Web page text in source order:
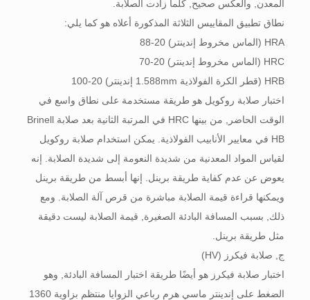
المعدن, والعكس صحيح, كلما زادت الصلابة.
نطاق تطبيق المقاييس الثلاثة المذكورة أعلاه هو كما يلي:
HRA (الماس مخروط إندينتر) 20-88
HRC (الماس مخروط إندينتر) 20-70
HRB (قطر الكرة الفولاذية 1.588mm إندينتر) 20-100
اختبار صلابة روكويل هو طريقة مستخدمة على نطاق واسع في
الوقت الحاضر, من بينها HRC في المرتبة الثانية بعد صلابة Brinell
HB في معايير الأنابيب الفولاذية. يمكن استخدام صلابة روكويل
لقياس المواد المعدنية من شديدة النعومة إلى شديدة الصلابة. إنه
يعوض عن عدم كفاية طريقة برينل. إنها أبسط من طريقة برينل
ويمكنها قراءة قيمة الصلابة مباشرة من قرص آلة الصلابة. ومع
ذلك, بسبب المسافة البادئة الصغيرة, قيمة الصلابة ليست دقيقة
مثل طريقة برينل.
ج, صلابة فيكرز (HV)
اختبار صلابة فيكرز هو أيضًا طريقة اختبار المسافة البادئة, وهو
الضغط على إندينتر ماسي هرم رباعي الزوايا منتظم بزاوية 1360